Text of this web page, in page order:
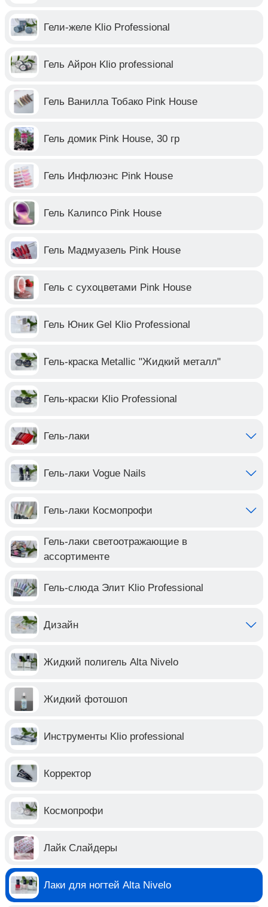
Гели-желе Klio Professional
Гель Айрон Klio professional
Гель Ванилла Тобако Pink House
Гель домик Pink House, 30 гр
Гель Инфлюэнс Pink House
Гель Калипсо Pink House
Гель Мадмуазель Pink House
Гель с сухоцветами Pink House
Гель Юник Gel Klio Professional
Гель-краска Metallic "Жидкий металл"
Гель-краски Klio Professional
Гель-лаки
Гель-лаки Vogue Nails
Гель-лаки Космопрофи
Гель-лаки светоотражающие в
ассортименте
Гель-слюда Элит Klio Professional
Дизайн
Жидкий полигель Alta Nivelo
Жидкий фотошоп
Инструменты Klio professional
Корректор
Космопрофи
Лайк Слайдеры
Лаки для ногтей Alta Nivelo